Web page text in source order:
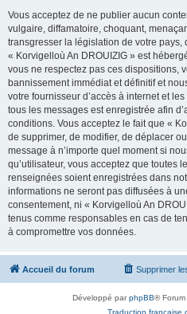
Vous acceptez de ne publier aucun
vulgaire, diffamatoire, choquant,
transgresser la législation de votre
« Korvigelloù An DROUIZIG » est
vous ne respectez pas ces dispositions,
bannissement immédiat et définitif et
votre fournisseur d’accès à internet et
tous les messages est enregistrée afin
conditions. Vous acceptez le fait que «
de supprimer, de modifier, de déplacer
message à n’importe quel moment si
qu’utilisateur, vous acceptez que toutes
renseignées soient enregistrées dans
informations ne seront pas diffusées à
consentement, ni « Korvigelloù An
tenus comme responsables en cas de
à compromettre vos données.
Accueil du forum Supprimer
Développé parphpBB®
Traduction française